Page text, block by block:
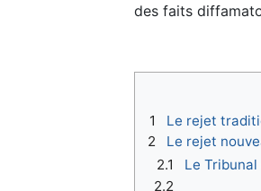
des faits
1
Le rejet
2
Le rejet
2.1
Le
2.2